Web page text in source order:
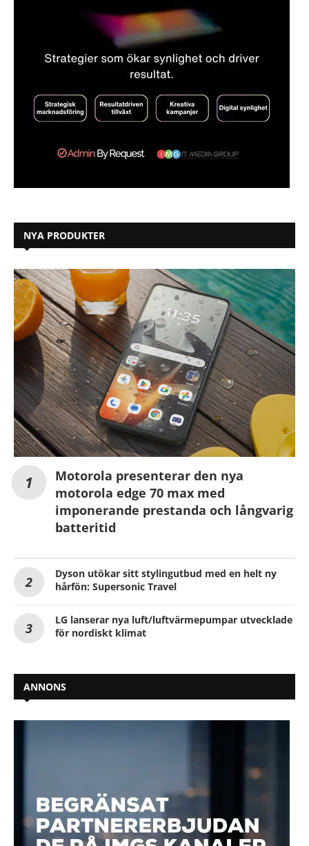
NYA PRODUKTER
Motorola presenterar den nya
motorola edge 70 max med
imponerande prestanda och långvarig
batteritid
Dyson utökar sitt stylingutbud med en helt ny
hårfön: Supersonic Travel
LG lanserar nya luft/luftvärmepumpar utvecklade
för nordiskt klimat
ANNONS